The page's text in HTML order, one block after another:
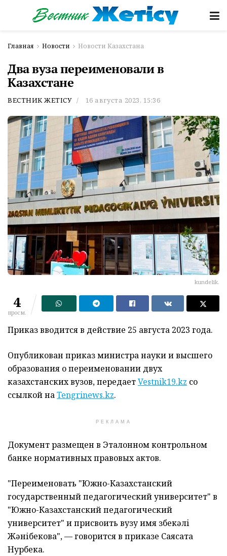
Главная Новости Новости Казахстана
Два вуза переименовали в
Казахстане
ВЕСТНИК ЖЕТІСУ 16 августа 2023, 15:36
kundelik.
4
просм.
Приказ вводится в действие 25 августа 2023 года.
Опубликован приказ министра науки и высшего
образования о переименовании двух
казахстанских вузов, передаетVestnik19.kz со
ссылкой наTengrinews.kz.
РЕКЛАМА
Документ размещен в Эталонном контрольном
банке нормативных правовых актов.
"Переименовать "Южно-Казахстанский
государственный педагогический университет" в
"Южно-Казахстанский педагогический
университет" и присвоить вузу имя Өзбекәлі
Жәнібекова", — говорится в приказе Саясата
Нурбека.